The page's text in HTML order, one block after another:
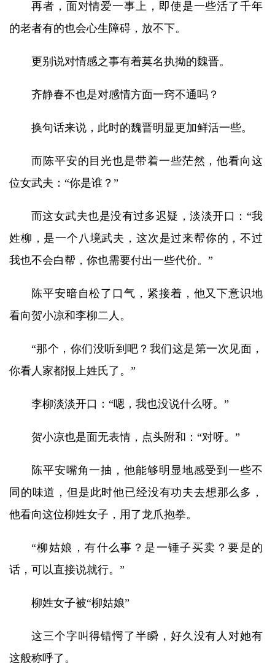
再者，面对情爱一事上，即使是一些活了千年
的老者有的也会心生障碍，放不下。
更别说对情感之事有着莫名执拗的魏晋。
齐静春不也是对感情方面一窍不通吗？
换句话来说，此时的魏晋明显更加鲜活一些。
而陈平安的目光也是带着一些茫然，他看向这
位女武夫：“你是谁？”
而这女武夫也是没有过多迟疑，淡淡开口：“我
姓柳，是一个八境武夫，这次是过来帮你的，不过
我也不会白帮，你也需要付出一些代价。”
陈平安暗自松了口气，紧接着，他又下意识地
看向贺小凉和李柳二人。
“那个，你们没听到吧？我们这是第一次见面，
你看人家都报上姓氏了。”
李柳淡淡开口：“嗯，我也没说什么呀。”
贺小凉也是面无表情，点头附和：“对呀。”
陈平安嘴角一抽，他能够明显地感受到一些不
同的味道，但是此时他已经没有功夫去想那么多，
他看向这位柳姓女子，用了龙爪抱拳。
“柳姑娘，有什么事？是一锤子买卖？要是的
话，可以直接说就行。”
柳姓女子被“柳姑娘”
这三个字叫得错愕了半瞬，好久没有人对她有
这般称呼了。